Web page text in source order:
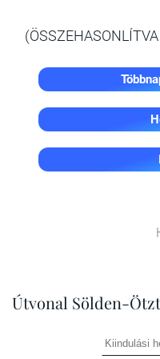
Útvonal Sölden-